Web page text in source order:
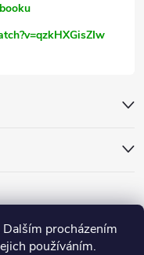
Dalším procházením
používáním.